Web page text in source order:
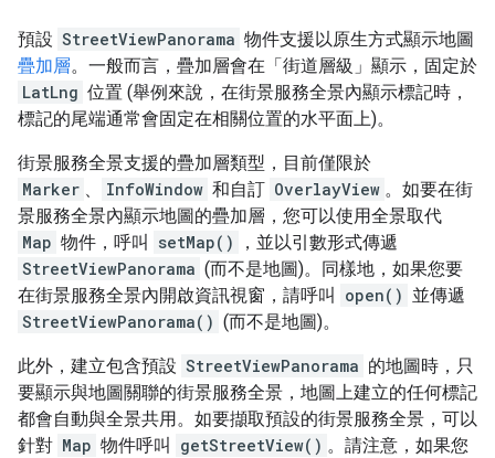
預設 StreetViewPanorama 物件支援以原生方式顯示地圖
疊加層。一般而言，疊加層會在「街道層級」顯示，固定於
LatLng 位置 (舉例來說，在街景服務全景內顯示標記時，
標記的尾端通常會固定在相關位置的水平面上)。
街景服務全景支援的疊加層類型，目前僅限於
Marker 、 InfoWindow 和自訂 OverlayView 。如要在街
景服務全景內顯示地圖的疊加層，您可以使用全景取代
Map 物件，呼叫 setMap()
，並以引數形式傳遞
StreetViewPanorama (而不是地圖)。同樣地，如果您要
在街景服務全景內開啟資訊視窗，請呼叫
open() 並傳遞
StreetViewPanorama() (而不是地圖)。
此外，建立包含預設 StreetViewPanorama 的地圖時，只
要顯示與地圖關聯的街景服務全景，地圖上建立的任何標記
都會自動與全景共用。如要擷取預設的街景服務全景，可以
針對 Map 物件呼叫 getStreetView() 。請注意，如果您